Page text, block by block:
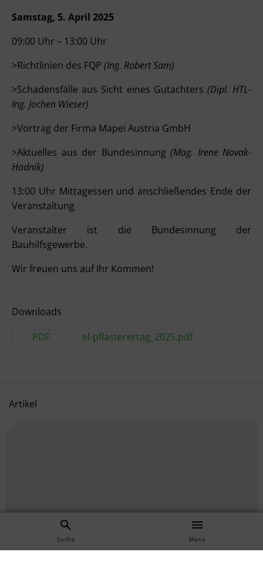
Suche Menü
Samstag, 5. April 2025
09:00 Uhr – 13:00 Uhr
>Richtlinien des FQP (Ing. Robert Sam)
>Schadensfälle aus Sicht eines Gutachters (Dipl. HTL-
Ing. Jochen Wieser)
>Vortrag der Firma Mapei Austria GmbH
>Aktuelles aus der Bundesinnung (Mag. Irene Novak-
Hodnik)
13:00 Uhr Mittagessen und anschließendes Ende der
Veranstaltung
Veranstalter ist die Bundesinnung der
Bauhilfsgewerbe.
Wir freuen uns auf Ihr Kommen!
Downloads
PDF
el-pflasterertag_2025.pdf
Artikel